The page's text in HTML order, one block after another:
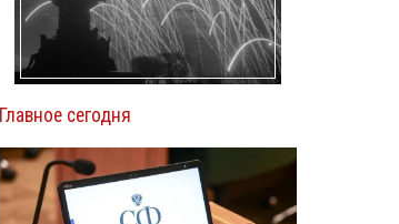
Главное сегодня